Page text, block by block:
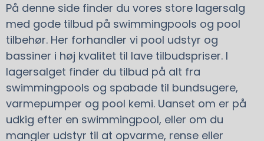
På denne side finder du vores store lagersalg
med gode tilbud på swimmingpools og pool
tilbehør. Her forhandler vi pool udstyr og
bassiner i høj kvalitet til lave tilbudspriser. I
lagersalget finder du tilbud på alt fra
swimmingpools og spabade til bundsugere,
varmepumper og pool kemi. Uanset om er på
udkig efter en swimmingpool, eller om du
mangler udstyr til at opvarme, rense eller